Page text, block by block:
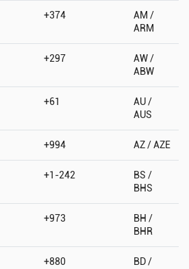
+374
AM /
ARM
+297
AW /
ABW
+61
AU /
AUS
+994 AZ / AZE
+1-242
BS /
BHS
+973
BH /
BHR
+880
BD /